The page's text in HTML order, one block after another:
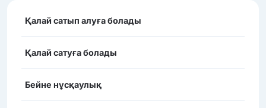
Қалай сатып алуға болады
Қалай сатуға болады
Бейне нұсқаулық